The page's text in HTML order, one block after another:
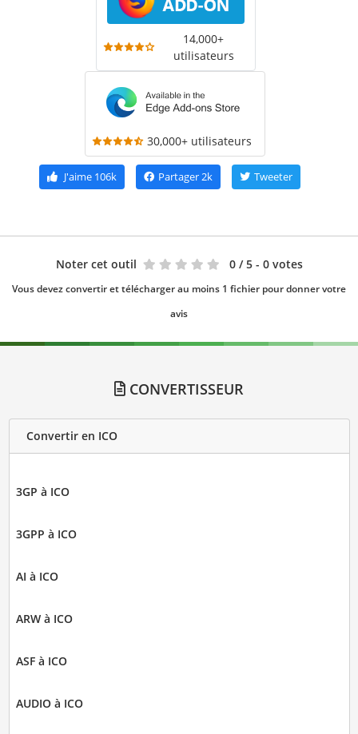
14,000+
utilisateurs
30,000+ utilisateurs
J'aime106k Partager2k Tweeter
Noter cet outil 0 / 5 - 0 votes
Vous devez convertir et télécharger au moins 1 fichier pour donner votre
avis
CONVERTISSEUR
Convertir en ICO
3GP à ICO
3GPP à ICO
AI à ICO
ARW à ICO
ASF à ICO
AUDIO à ICO